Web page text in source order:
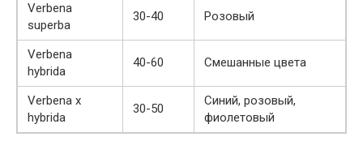
Verbenа
superba
30-40 Розовый
Verbenа
hybrida
40-60 Смешанные цвета
Verbenа x
hybrida
30-50
Синий, розовый,
фиолетовый